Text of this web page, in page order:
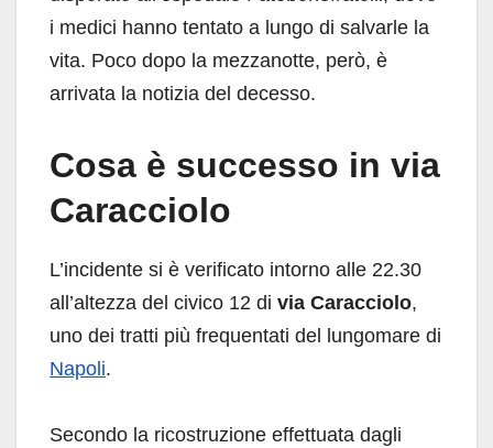
i medici hanno tentato a lungo di salvarle la
vita. Poco dopo la mezzanotte, però, è
arrivata la notizia del decesso.
Cosa è successo in via
Caracciolo
L’incidente si è verificato intorno alle 22.30
all’altezza del civico 12 di via Caracciolo,
uno dei tratti più frequentati del lungomare di
Napoli.
Secondo la ricostruzione effettuata dagli